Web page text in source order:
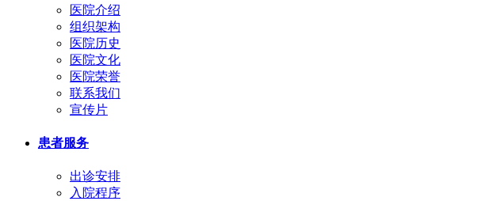
医院介绍
组织架构
医院历史
医院文化
医院荣誉
联系我们
宣传片
患者服务
出诊安排
入院程序